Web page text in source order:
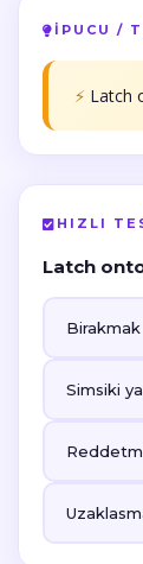
İPUCU /
⚡ Latch
HIZLI
Latch
Birakmak
Simsiki